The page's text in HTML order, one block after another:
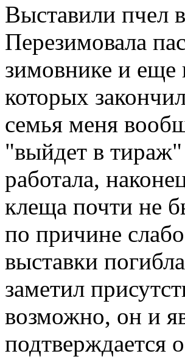
Выставили пчел
Перезимовала
зимовнике и еще
которых
семья меня
"выйдет в
работала,
клеща почти не
по причине
выставки
заметил
возможно, он и
подтверждается